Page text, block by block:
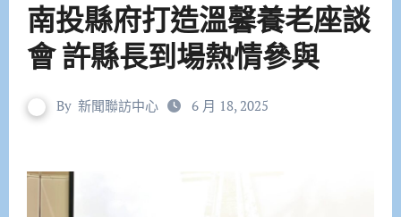
南投縣府打造溫馨養老座談
會 許縣長到場熱情參與
By 新聞聯訪中心 6 月 18, 2025